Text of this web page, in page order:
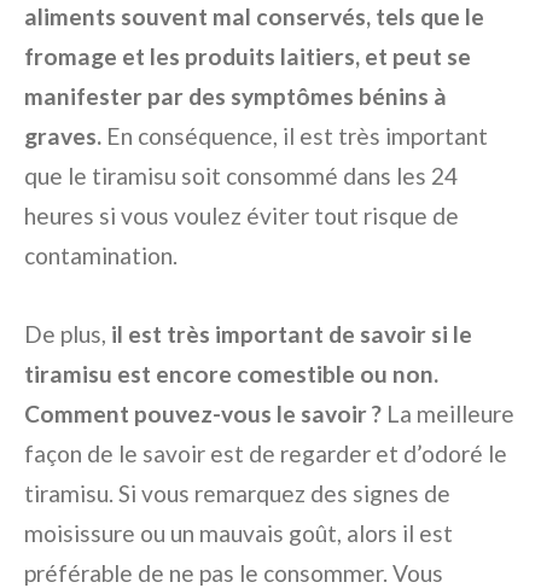
aliments souvent mal conservés, tels que le
fromage et les produits laitiers, et peut se
manifester par des symptômes bénins à
graves. En conséquence, il est très important
que le tiramisu soit consommé dans les 24
heures si vous voulez éviter tout risque de
contamination.
De plus, il est très important de savoir si le
tiramisu est encore comestible ou non.
Comment pouvez-vous le savoir ? La meilleure
façon de le savoir est de regarder et d’odoré le
tiramisu. Si vous remarquez des signes de
moisissure ou un mauvais goût, alors il est
préférable de ne pas le consommer. Vous